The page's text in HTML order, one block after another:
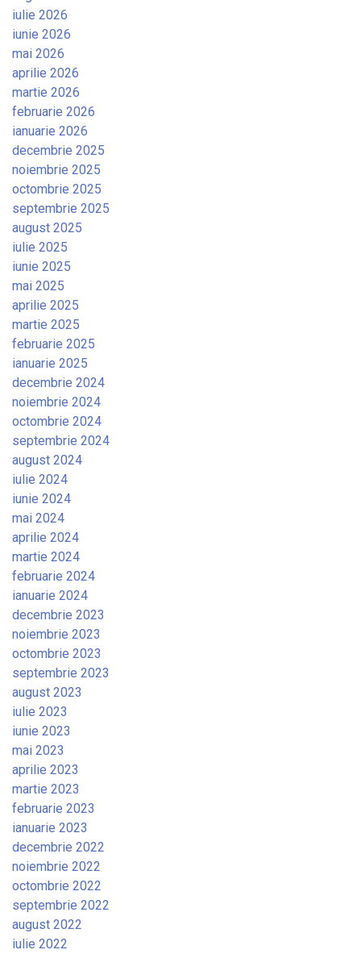
iulie 2026
iunie 2026
mai 2026
aprilie 2026
martie 2026
februarie 2026
ianuarie 2026
decembrie 2025
noiembrie 2025
octombrie 2025
septembrie 2025
august 2025
iulie 2025
iunie 2025
mai 2025
aprilie 2025
martie 2025
februarie 2025
ianuarie 2025
decembrie 2024
noiembrie 2024
octombrie 2024
septembrie 2024
august 2024
iulie 2024
iunie 2024
mai 2024
aprilie 2024
martie 2024
februarie 2024
ianuarie 2024
decembrie 2023
noiembrie 2023
octombrie 2023
septembrie 2023
august 2023
iulie 2023
iunie 2023
mai 2023
aprilie 2023
martie 2023
februarie 2023
ianuarie 2023
decembrie 2022
noiembrie 2022
octombrie 2022
septembrie 2022
august 2022
iulie 2022